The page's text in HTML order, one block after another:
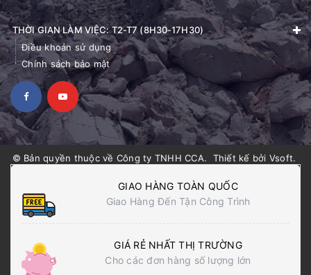
THỜI GIAN LÀM VIỆC: T2-T7 (8H30-17H30)
Điều khoản sử dụng
Chính sách bảo mật
© Bản quyền thuộc về Công ty TNHH CCA. Thiết kế bởi Vsoft.
GIAO HÀNG TOÀN QUỐC
Giao Hàng Đến Tận Công Trình
GIÁ RẺ NHẤT THỊ TRƯỜNG
Cho các đơn hàng số lượng lớn